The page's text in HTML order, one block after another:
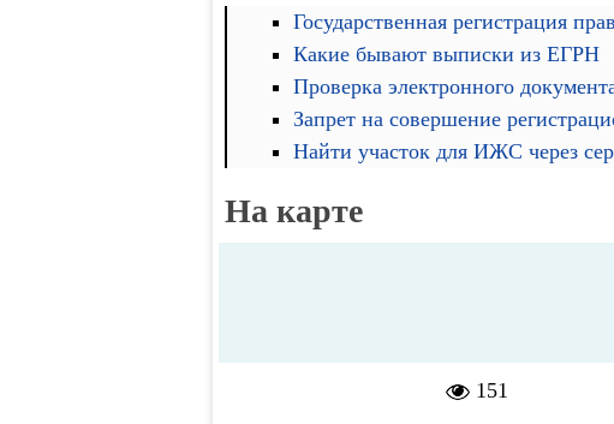
Государственная регистрация прав
Какие бывают выписки из ЕГРН
Проверка электронного
Запрет на совершение
Найти участок для ИЖС через
На карте
151